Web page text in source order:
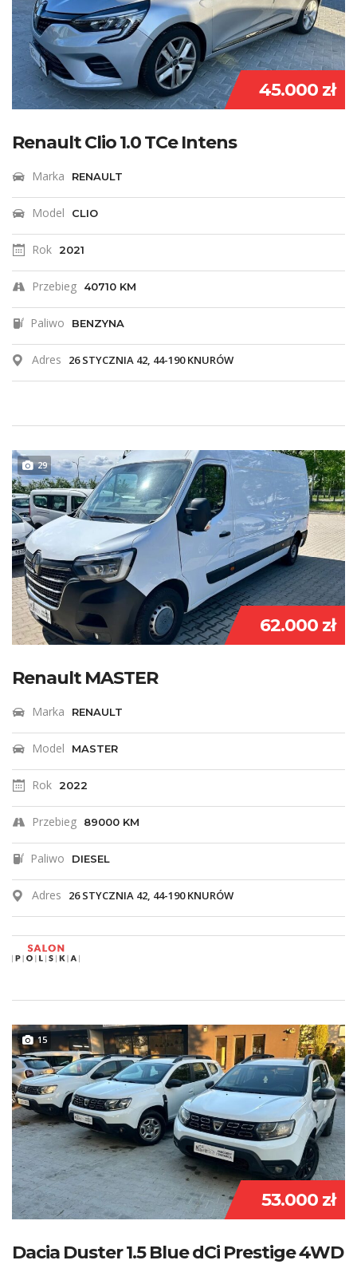
45.000 zł
Renault Clio 1.0 TCe Intens
Marka RENAULT
Model CLIO
Rok 2021
Przebieg 40710 KM
Paliwo BENZYNA
Adres 26 STYCZNIA 42, 44-190 KNURÓW
29
62.000 zł
Renault MASTER
Marka RENAULT
Model MASTER
Rok 2022
Przebieg 89000 KM
Paliwo DIESEL
Adres 26 STYCZNIA 42, 44-190 KNURÓW
15
53.000 zł
Dacia Duster 1.5 Blue dCi Prestige 4WD